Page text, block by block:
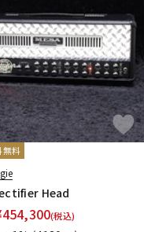
無料
Head
454,300(税込)